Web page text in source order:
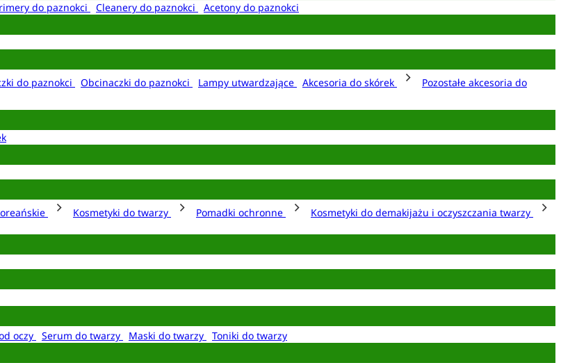
do paznokci Cleanery do paznokci
Acetony do paznokci
do paznokci Obcinaczki do paznokci Lampy utwardzające Akcesoria do skórek
Pozostałe akcesoria do
Kosmetyki do twarzy Pomadki ochronne
Kosmetyki do demakijażu i oczyszczania twarzy
oczy Serum do twarzy Maski do twarzy
Toniki do twarzy